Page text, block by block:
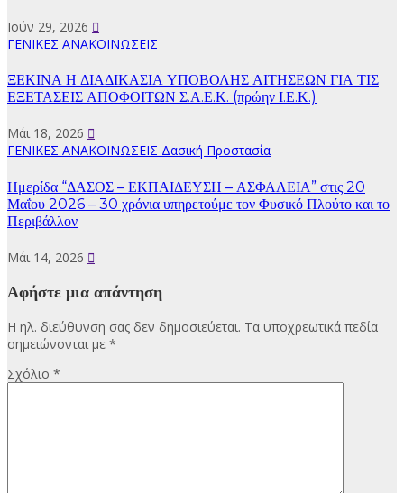
Ιούν 29, 2026
ΓΕΝΙΚΕΣ ΑΝΑΚΟΙΝΩΣΕΙΣ
ΞΕΚΙΝΑ Η ΔΙΑΔΙΚΑΣΙΑ ΥΠΟΒΟΛΗΣ ΑΙΤΗΣΕΩΝ ΓΙΑ ΤΙΣ
ΕΞΕΤΑΣΕΙΣ ΑΠΟΦΟΙΤΩΝ Σ.Α.Ε.Κ. (πρώην Ι.Ε.Κ.)
Μάι 18, 2026
ΓΕΝΙΚΕΣ ΑΝΑΚΟΙΝΩΣΕΙΣ Δασική Προστασία
Ημερίδα “ΔΑΣΟΣ – ΕΚΠΑΙΔΕΥΣΗ – ΑΣΦΑΛΕΙΑ” στις 20
Μαΐου 2026 – 30 χρόνια υπηρετούμε τον Φυσικό Πλούτο και το
Περιβάλλον
Μάι 14, 2026
Αφήστε μια απάντηση
Η ηλ. διεύθυνση σας δεν δημοσιεύεται. Τα υποχρεωτικά πεδία
σημειώνονται με *
Σχόλιο *